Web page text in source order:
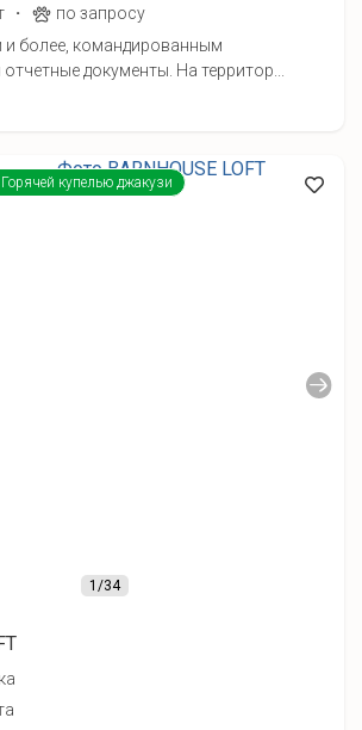
·
по запросу
и более, командированным
документы. На территор...
1/34
купелью джакузи